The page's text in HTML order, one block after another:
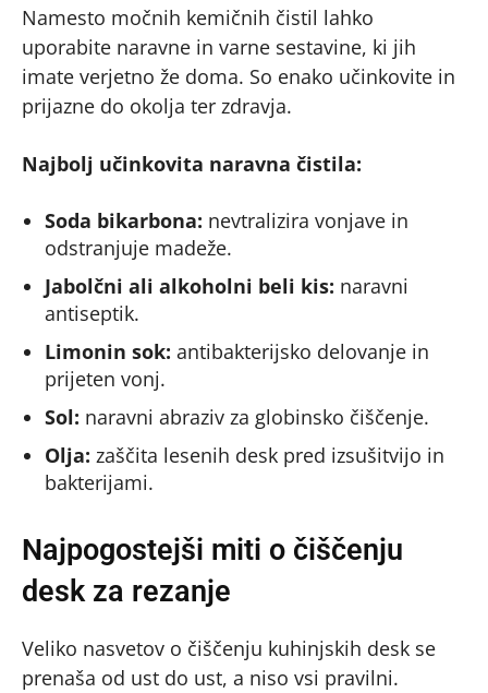
Namesto močnih kemičnih čistil lahko
uporabite naravne in varne sestavine, ki jih
imate verjetno že doma. So enako učinkovite in
prijazne do okolja ter zdravja.
Najbolj učinkovita naravna čistila:
Soda bikarbona: nevtralizira vonjave in
odstranjuje madeže.
Jabolčni ali alkoholni beli kis: naravni
antiseptik.
Limonin sok: antibakterijsko delovanje in
prijeten vonj.
Sol: naravni abraziv za globinsko čiščenje.
Olja: zaščita lesenih desk pred izsušitvijo in
bakterijami.
Najpogostejši miti o čiščenju
desk za rezanje
Veliko nasvetov o čiščenju kuhinjskih desk se
prenaša od ust do ust, a niso vsi pravilni.